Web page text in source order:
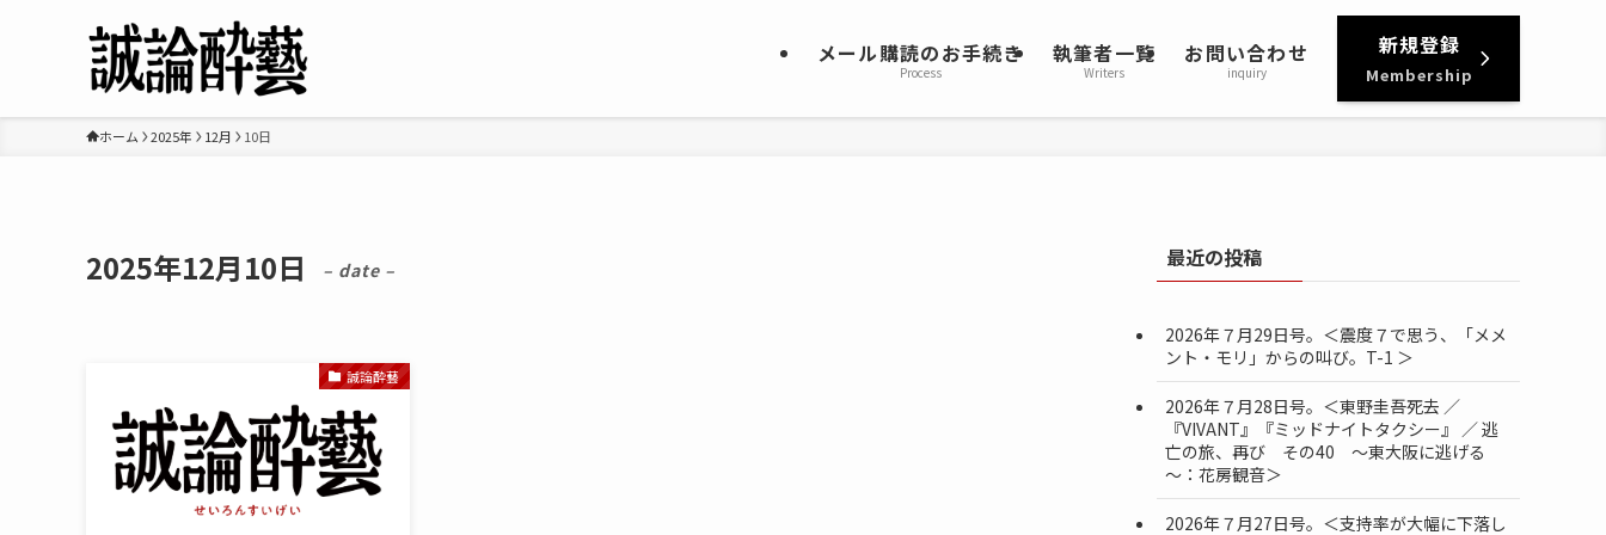
メール購読のお手続き
Process
執筆者一覧
Writers
お問い合わせ
inquiry
新規登録
Membership
ホーム 2025年 12月 10日
2025年12月10日 – date –
誠論酔藝
最近の投稿
2026年７月29日号。＜震度７で思う、「メメ
ント・モリ」からの叫び。T-1 ＞
2026年７月28日号。＜東野圭吾死去 ／
『VIVANT』『ミッドナイトタクシー』 ／ 逃
亡の旅、再び その40 ～東大阪に逃げる
～：花房観音＞
2026年７月27日号。＜支持率が大幅に下落し